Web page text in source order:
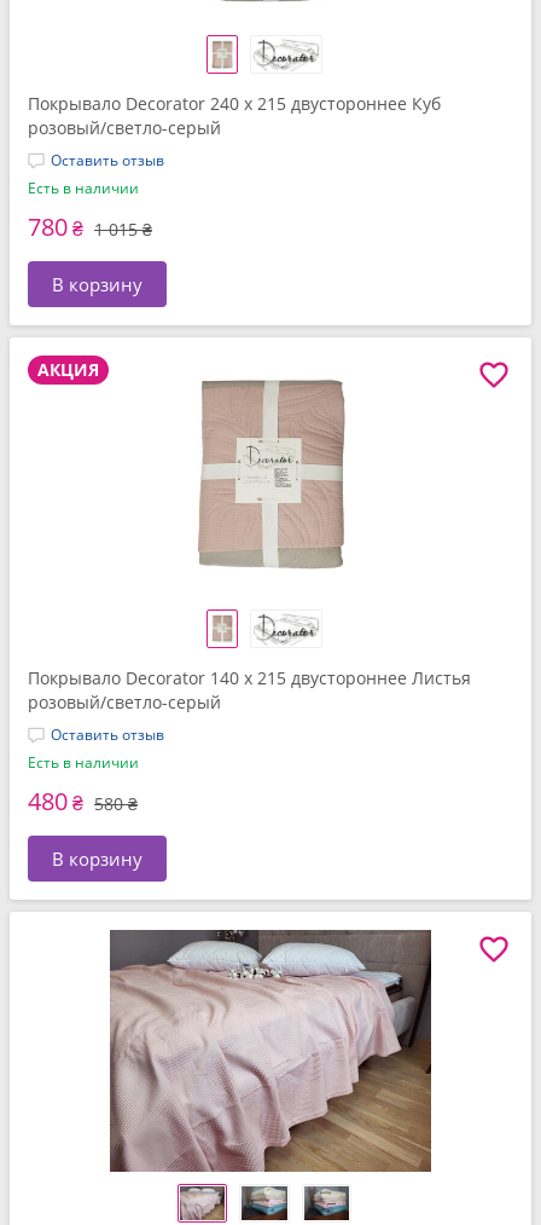
Покрывало Decorator 240 x 215 двустороннее Куб
розовый/светло-серый
Оставить отзыв
Есть в наличии
780₴ 1 015 ₴
В корзину
АКЦИЯ
Покрывало Decorator 140 x 215 двустороннее Листья
розовый/светло-серый
Оставить отзыв
Есть в наличии
480₴ 580 ₴
В корзину